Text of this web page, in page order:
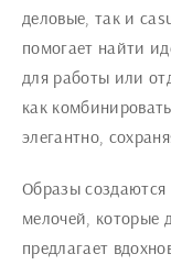
деловые, так и
помогает найти
для работы или
как
элегантно,
Образы
мелочей, которые
предлагает